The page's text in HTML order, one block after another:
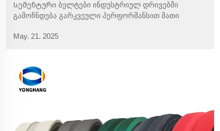
Სემენტური ბელტები ინდუსტრიულ დრივებში
გამოჩნდება გარკვეული პერფორმანსით მათი
ინოვაციური დიზაინი შემცირებს ენერგიის
და ამაღლებს გადაცემის ეფექტი...
May. 21. 2025